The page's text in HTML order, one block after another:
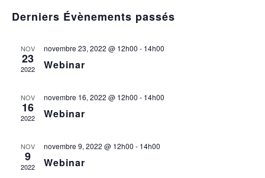
une
Derniers Évènements passés
NOV
23
2022
novembre 23, 2022 @ 12h00 - 14h00
Webinar
NOV
16
2022
novembre 16, 2022 @ 12h00 - 14h00
Webinar
NOV
9
2022
novembre 9, 2022 @ 12h00 - 14h00
Webinar